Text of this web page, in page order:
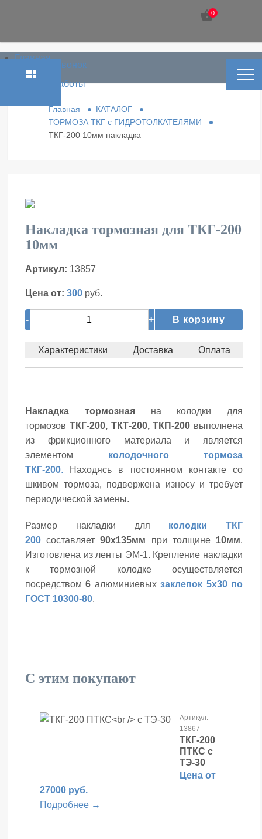
Заказать звонок
Главная
Каталог
Условия работы
shopping_basket0
Главная
КАТАЛОГ
ТОРМОЗА ТКГ с ГИДРОТОЛКАТЕЛЯМИ
ТКГ-200 10мм накладка
Накладка тормозная для ТКГ-200
10мм
Артикул: 13857
Цена от: 300 руб.
- + В корзину
Характеристики Доставка Оплата
Накладка тормозная на колодки для
тормозов ТКГ-200, ТКТ-200, ТКП-200 выполнена
из фрикционного материала и является
элементом колодочного тормоза
ТКГ-200. Находясь в постоянном контакте со
шкивом тормоза, подвержена износу и требует
периодической замены.
Размер накладки для колодки
ТКГ
200 составляет90х135мм при толщине 10мм.
Изготовлена из ленты ЭМ-1. Крепление накладки
к тормозной колодке осуществляется
посредством6 алюминиевыхзаклепок 5х30 по
ГОСТ 10300-80.
С этим покупают
Артикул:
13867
ТКГ-200
ПТКС с
ТЭ-30
Цена от
27000 руб.
Подробнее →
view_module